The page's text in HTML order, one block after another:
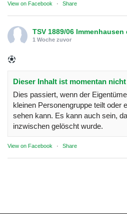
View on Facebook · Share
TSV 1889/06 Immenhausen
1 Woche zuvor
Dieser Inhalt ist momentan
Dies passiert, wenn der
kleinen Personengruppe teilt oder
sehen kann. Es kann auch sein,
inzwischen gelöscht wurde.
View on Facebook · Share